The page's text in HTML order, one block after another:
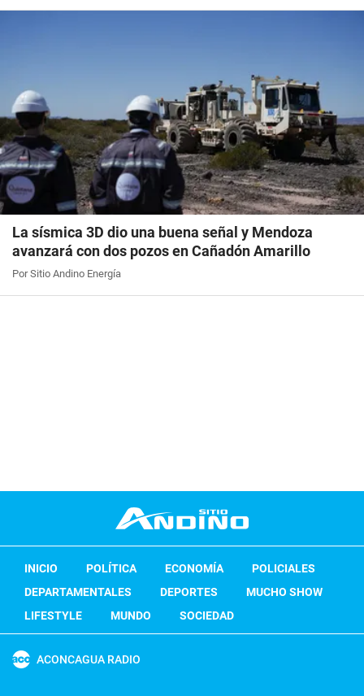
La sísmica 3D dio una buena señal y Mendoza
avanzará con dos pozos en Cañadón Amarillo
Por Sitio Andino Energía
INICIO POLÍTICA ECONOMÍA
POLICIALES
DEPARTAMENTALES
DEPORTES
MUCHO SHOW
LIFESTYLE
MUNDO SOCIEDAD
ACONCAGUA RADIO